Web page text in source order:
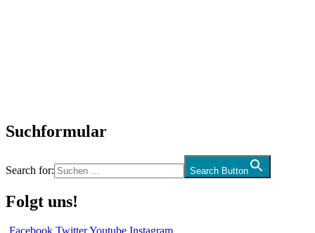
Suchformular
Search for: Search Button
Folgt uns!